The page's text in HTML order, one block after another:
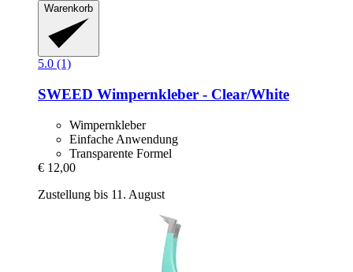
Warenkorb
5.0 (1)
SWEED Wimpernkleber -​ Clear/White
Wimpernkleber
Einfache Anwendung
Transparente Formel
€ 12,00
Zustellung bis 11. August